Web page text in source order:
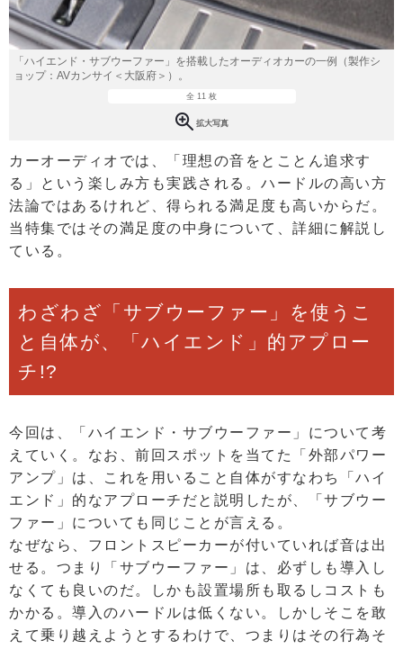
「ハイエンド・サブウーファー」を搭載したオーディオカーの一例（製作シ
ョップ：AVカンサイ＜大阪府＞）。
全 11 枚
拡大写真
カーオーディオでは、「理想の音をとことん追求す
る」という楽しみ方も実践される。ハードルの高い方
法論ではあるけれど、得られる満足度も高いからだ。
当特集ではその満足度の中身について、詳細に解説し
ている。
わざわざ「サブウーファー」を使うこ
と自体が、「ハイエンド」的アプロー
チ!?
今回は、「ハイエンド・サブウーファー」について考
えていく。なお、前回スポットを当てた「外部パワー
アンプ」は、これを用いること自体がすなわち「ハイ
エンド」的なアプローチだと説明したが、「サブウー
ファー」についても同じことが言える。
なぜなら、フロントスピーカーが付いていれば音は出
せる。つまり「サブウーファー」は、必ずしも導入し
なくても良いのだ。しかも設置場所も取るしコストも
かかる。導入のハードルは低くない。しかしそこを敢
えて乗り越えようとするわけで、つまりはその行為そ